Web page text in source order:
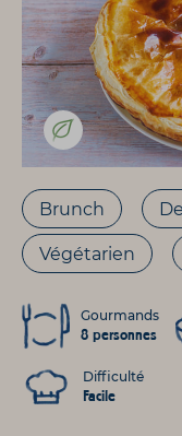
Brunch
Végétarien
Gourmands
8 personnes
Difficulté
Facile